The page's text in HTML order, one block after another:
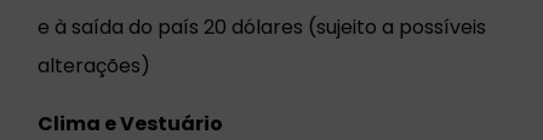
e à saída do país 20 dólares (sujeito a possíveis
alterações)
Clima e Vestuário